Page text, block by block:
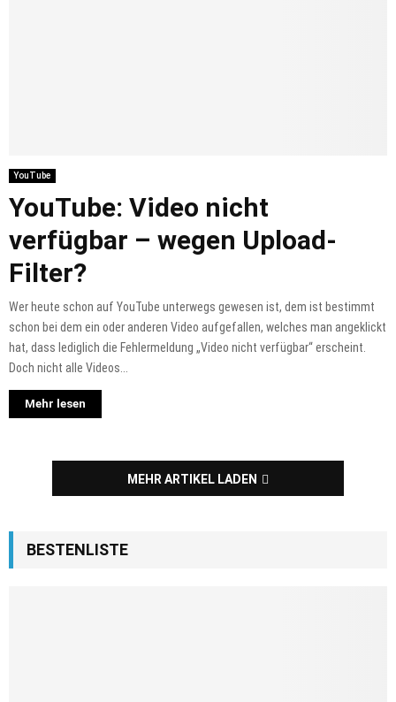
YouTube
YouTube: Video nicht
verfügbar – wegen Upload-
Filter?
Wer heute schon auf YouTube unterwegs gewesen ist, dem ist bestimmt
schon bei dem ein oder anderen Video aufgefallen, welches man angeklickt
hat, dass lediglich die Fehlermeldung „Video nicht verfügbar“ erscheint.
Doch nicht alle Videos...
Mehr lesen
MEHR ARTIKEL LADEN
BESTENLISTE